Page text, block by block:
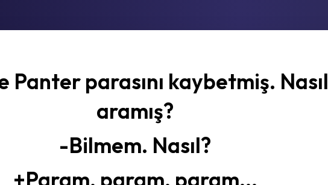
Panter parasını kaybetmiş. Nasıl
aramış?
-Bilmem. Nasıl?
+Param, param, param...